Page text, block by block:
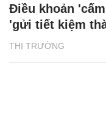
THỊ TRƯỜNG
Điều khoản
'gửi tiết kiệm